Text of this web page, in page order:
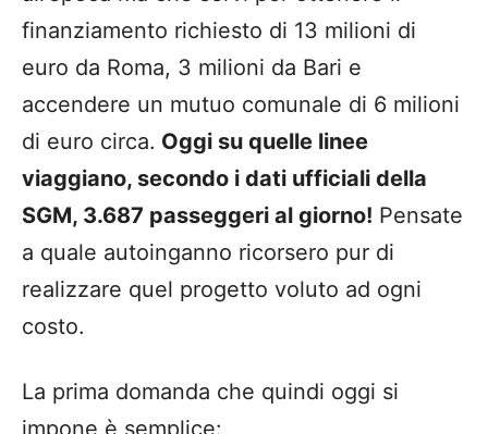
finanziamento richiesto di 13 milioni di
euro da Roma, 3 milioni da Bari e
accendere un mutuo comunale di 6 milioni
di euro circa. Oggi su quelle linee
viaggiano, secondo i dati ufficiali della
SGM, 3.687 passeggeri al giorno! Pensate
a quale autoinganno ricorsero pur di
realizzare quel progetto voluto ad ogni
costo.
La prima domanda che quindi oggi si